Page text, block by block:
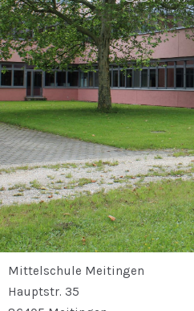
Mittelschule Meitingen
Hauptstr. 35